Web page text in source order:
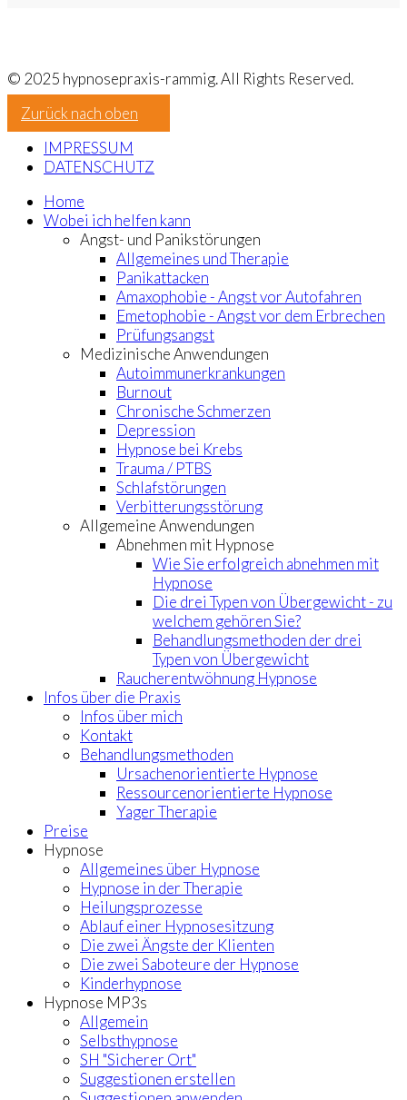
© 2025 hypnosepraxis-rammig. All Rights Reserved.
Zurück nach oben
IMPRESSUM
DATENSCHUTZ
Home
Wobei ich helfen kann
Angst- und Panikstörungen
Allgemeines und Therapie
Panikattacken
Amaxophobie - Angst vor Autofahren
Emetophobie - Angst vor dem Erbrechen
Prüfungsangst
Medizinische Anwendungen
Autoimmunerkrankungen
Burnout
Chronische Schmerzen
Depression
Hypnose bei Krebs
Trauma / PTBS
Schlafstörungen
Verbitterungsstörung
Allgemeine Anwendungen
Abnehmen mit Hypnose
Wie Sie erfolgreich abnehmen mit
Hypnose
Die drei Typen von Übergewicht - zu
welchem gehören Sie?
Behandlungsmethoden der drei
Typen von Übergewicht
Raucherentwöhnung Hypnose
Infos über die Praxis
Infos über mich
Kontakt
Behandlungsmethoden
Ursachenorientierte Hypnose
Ressourcenorientierte Hypnose
Yager Therapie
Preise
Hypnose
Allgemeines über Hypnose
Hypnose in der Therapie
Heilungsprozesse
Ablauf einer Hypnosesitzung
Die zwei Ängste der Klienten
Die zwei Saboteure der Hypnose
Kinderhypnose
Hypnose MP3s
Allgemein
Selbsthypnose
SH "Sicherer Ort"
Suggestionen erstellen